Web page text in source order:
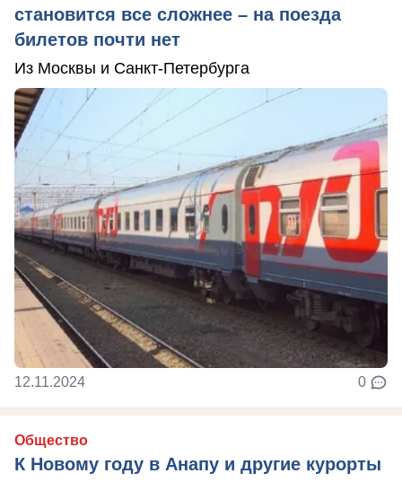
становится все сложнее – на поезда
билетов почти нет
Из Москвы и Санкт-Петербурга
12.11.2024 0
Общество
К Новому году в Анапу и другие курорты